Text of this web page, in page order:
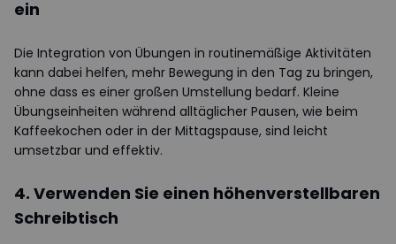
ein
Die Integration von Übungen in routinemäßige Aktivitäten
kann dabei helfen, mehr Bewegung in den Tag zu bringen,
ohne dass es einer großen Umstellung bedarf. Kleine
Übungseinheiten während alltäglicher Pausen, wie beim
Kaffeekochen oder in der Mittagspause, sind leicht
umsetzbar und effektiv.
4. Verwenden Sie einen höhenverstellbaren
Schreibtisch